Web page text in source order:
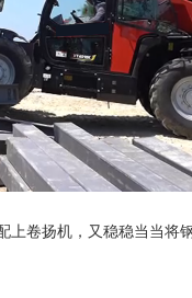
卷扬机，又稳稳当当将